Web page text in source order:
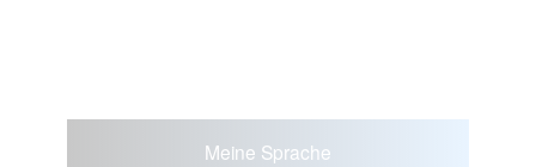
Meine Sprache